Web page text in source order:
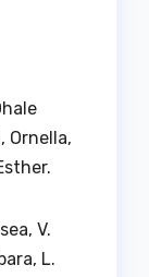
Ornella,
V.
L.